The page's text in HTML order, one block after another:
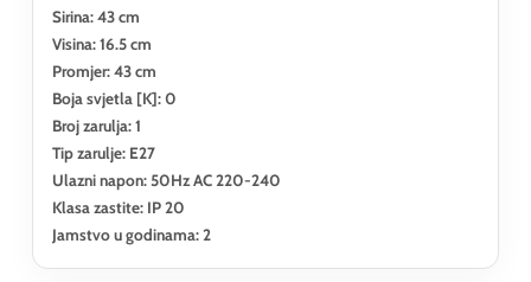
Sirina: 43 cm
Visina: 16.5 cm
Promjer: 43 cm
Boja svjetla [K]: 0
Broj zarulja: 1
Tip zarulje: E27
Ulazni napon: 50Hz AC 220-240
Klasa zastite: IP 20
Jamstvo u godinama: 2